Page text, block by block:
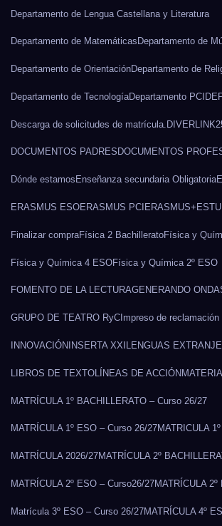
Departamento de Lengua Castellana y Literatura
Departamento de Matemáticas Departamento de
Departamento de OrientaciónDepartamento de
Departamento de TecnologíaDepartamento PCI
Descarga de solicitudes de matrícula.
DOCUMENTOS PADRES DOCUMENTOS
Dónde estamos Enseñanza secundaria Obligatoria
ERASMUS ESOERASMUS PCI ERASMUS+
Finalizar compraFísica 2 BachilleratoFísica y
Física y Química 4 ESOFísica y Química 2º ESO
FOMENTO DE LA LECTURAGENERANDO
GRUPO DE TEATRO RyC Impreso de
INNOVACIÓN INSERTA XXI LENGUAS
LIBROS DE TEXTOLÍNEAS DE ACCIÓN
MATRÍCULA 1º BACHILLERATO – Curso 26/27
MATRÍCULA 1º ESO – Curso 26/27MATRICULA
MATRÍCULA 2026/27MATRÍCULA 2º
MATRÍCULA 2º ESO – Curso26/27MATRÍCULA
Matrícula 3º ESO – Curso 26/27MATRÍCULA 4º